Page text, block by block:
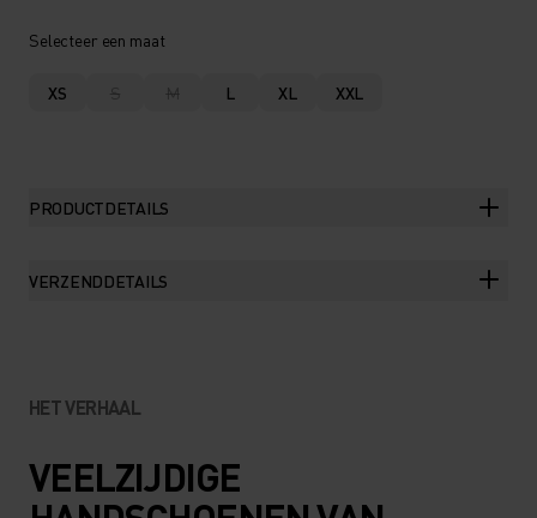
Selecteer een maat
XS S M L XL XXL
PRODUCTDETAILS
VERZENDDETAILS
HET VERHAAL
VEELZIJDIGE